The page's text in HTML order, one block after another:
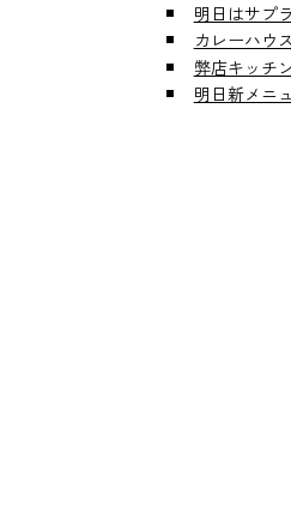
明日はサプ
カレーハウ
弊店キッチ
明日新メニ